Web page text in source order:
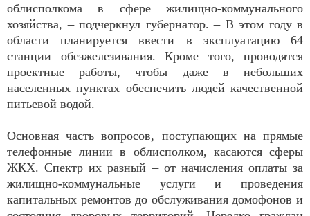
облисполкома в сфере жилищно-коммунального
хозяйства, – подчеркнул губернатор. – В этом году в
области планируется ввести в эксплуатацию 64
станции обезжелезивания. Кроме того, проводятся
проектные работы, чтобы даже в небольших
населенных пунктах обеспечить людей качественной
питьевой водой.
Основная часть вопросов, поступающих на прямые
телефонные линии в облисполком, касаются сферы
ЖКХ. Спектр их разный – от начисления оплаты за
жилищно-коммунальные услуги и проведения
капитальных ремонтов до обслуживания домофонов и